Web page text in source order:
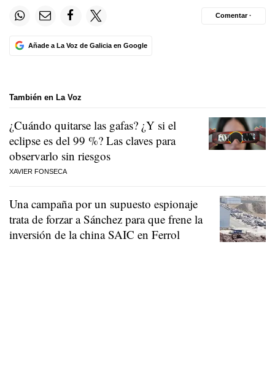
Añade a La Voz de Galicia en Google
Comentar ·
También en La Voz
¿Cuándo quitarse las gafas? ¿Y si el
eclipse es del 99 %? Las claves para
observarlo sin riesgos
XAVIER FONSECA
Una campaña por un supuesto espionaje
trata de forzar a Sánchez para que frene la
inversión de la china SAIC en Ferrol